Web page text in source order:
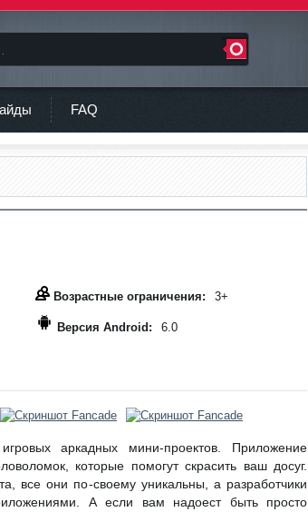
FAQ
Возрастные ограничения:
3+
Версия Android: 6.0
аркадных мини-проектов. Приложение
которые помогут скрасить ваш досуг.
все они по-своему уникальны, а разработчики
А если вам надоест быть просто